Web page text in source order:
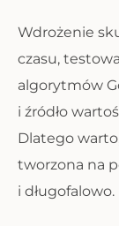
Wdrożenie
czasu,
algorytmów
i źródło
Dlatego
tworzona na
i długofalowo.